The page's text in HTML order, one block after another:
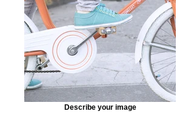
Describe your image